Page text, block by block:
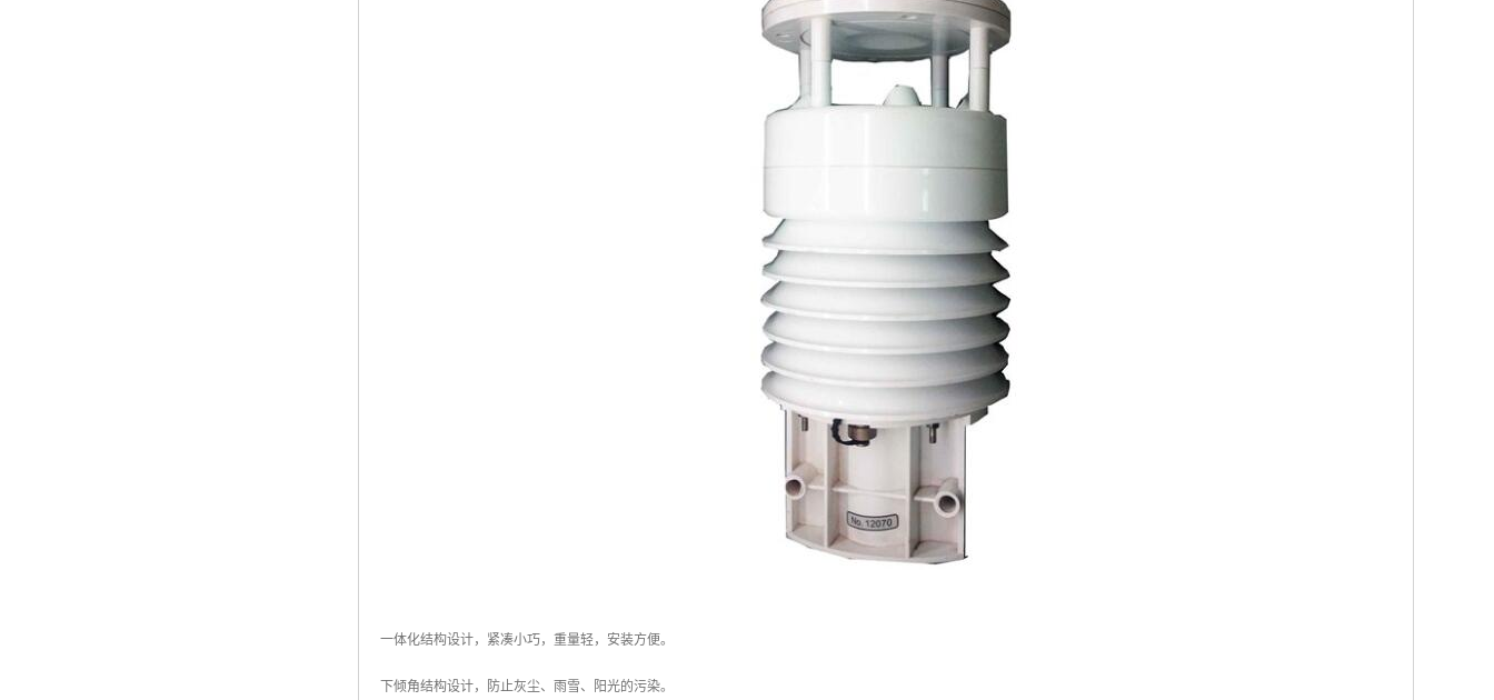
一体化结构设计，紧凑小巧，重量轻，安装方便。
下倾角结构设计，防止灰尘、雨雪、阳光的污染。